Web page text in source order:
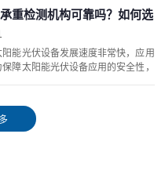
重检测机构可靠吗？如何选
能光伏设备发展速度非常快，应用
障太阳能光伏设备应用的安全性，